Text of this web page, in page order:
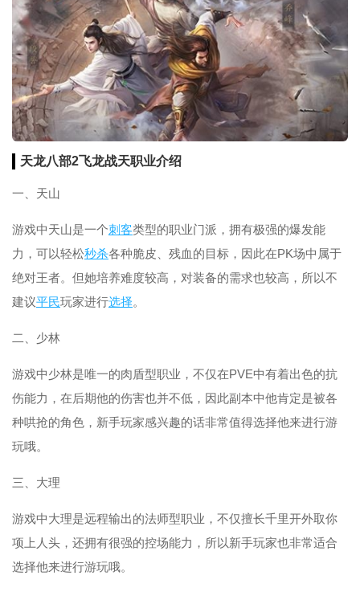
天龙八部2飞龙战天职业介绍
一、天山
游戏中天山是一个刺客类型的职业门派，拥有极强的爆发能
力，可以轻松秒杀各种脆皮、残血的目标，因此在PK场中属于
绝对王者。但她培养难度较高，对装备的需求也较高，所以不
建议平民玩家进行选择。
二、少林
游戏中少林是唯一的肉盾型职业，不仅在PVE中有着出色的抗
伤能力，在后期他的伤害也并不低，因此副本中他肯定是被各
种哄抢的角色，新手玩家感兴趣的话非常值得选择他来进行游
玩哦。
三、大理
游戏中大理是远程输出的法师型职业，不仅擅长千里开外取你
项上人头，还拥有很强的控场能力，所以新手玩家也非常适合
选择他来进行游玩哦。